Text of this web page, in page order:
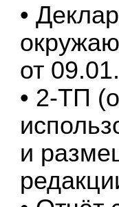
•
от
• 2-ТП
и